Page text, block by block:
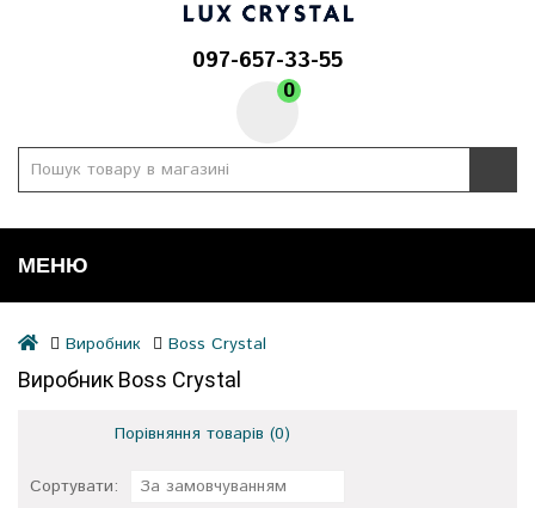
097-657-33-55
0
МЕНЮ
Виробник Boss Crystal
Виробник Boss Crystal
Порівняння товарів (0)
Сортувати: За замовчуванням